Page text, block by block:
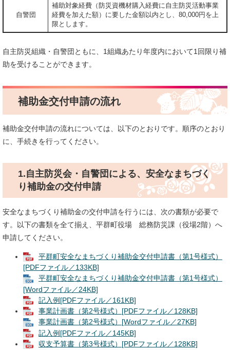
自警団
補助対象経費（防災資機材購入経費に自主防災活動事業
経費を加えた額）に要した金額以内とし、80,000円を上
限とします。
自主防災組織・自警団ともに、1組織あたり年度内において1回限り補
助を受けることができます。
補助金交付申請の流れ
補助金交付申請の流れについては、以下のとおりです。順序のとおり
に、手続きを行ってください。
1.自主防災会・自警団による、安全なまちづく
り補助金の交付申請
安全なまちづくり補助金の交付申請を行うには、次の書類が必要で
す。以下の書類を全て揃え、平群町役場 総務防災課（役場2階）へ
申請してください。
平群町安全なまちづくり補助金交付申請書（第1号様式）
[PDFファイル／133KB]
平群町安全なまちづくり補助金交付申請書（第1号様式）
[Wordファイル／24KB]
記入例[PDFファイル／161KB]
事業計画書（第2号様式）[PDFファイル／128KB]
事業計画書（第2号様式）[Wordファイル／27KB]
記入例[PDFファイル／145KB]
収支予算書（第3号様式）[PDFファイル／128KB]